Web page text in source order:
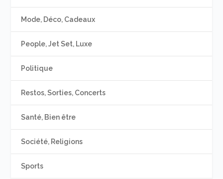
Mode, Déco, Cadeaux
People, Jet Set, Luxe
Politique
Restos, Sorties, Concerts
Santé, Bien être
Société, Religions
Sports